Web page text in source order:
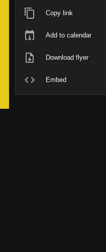
Copy link
Add to calendar
Download flyer
Embed